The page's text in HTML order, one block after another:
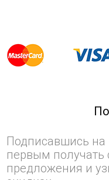
Подписавшись на
первым
предложения и